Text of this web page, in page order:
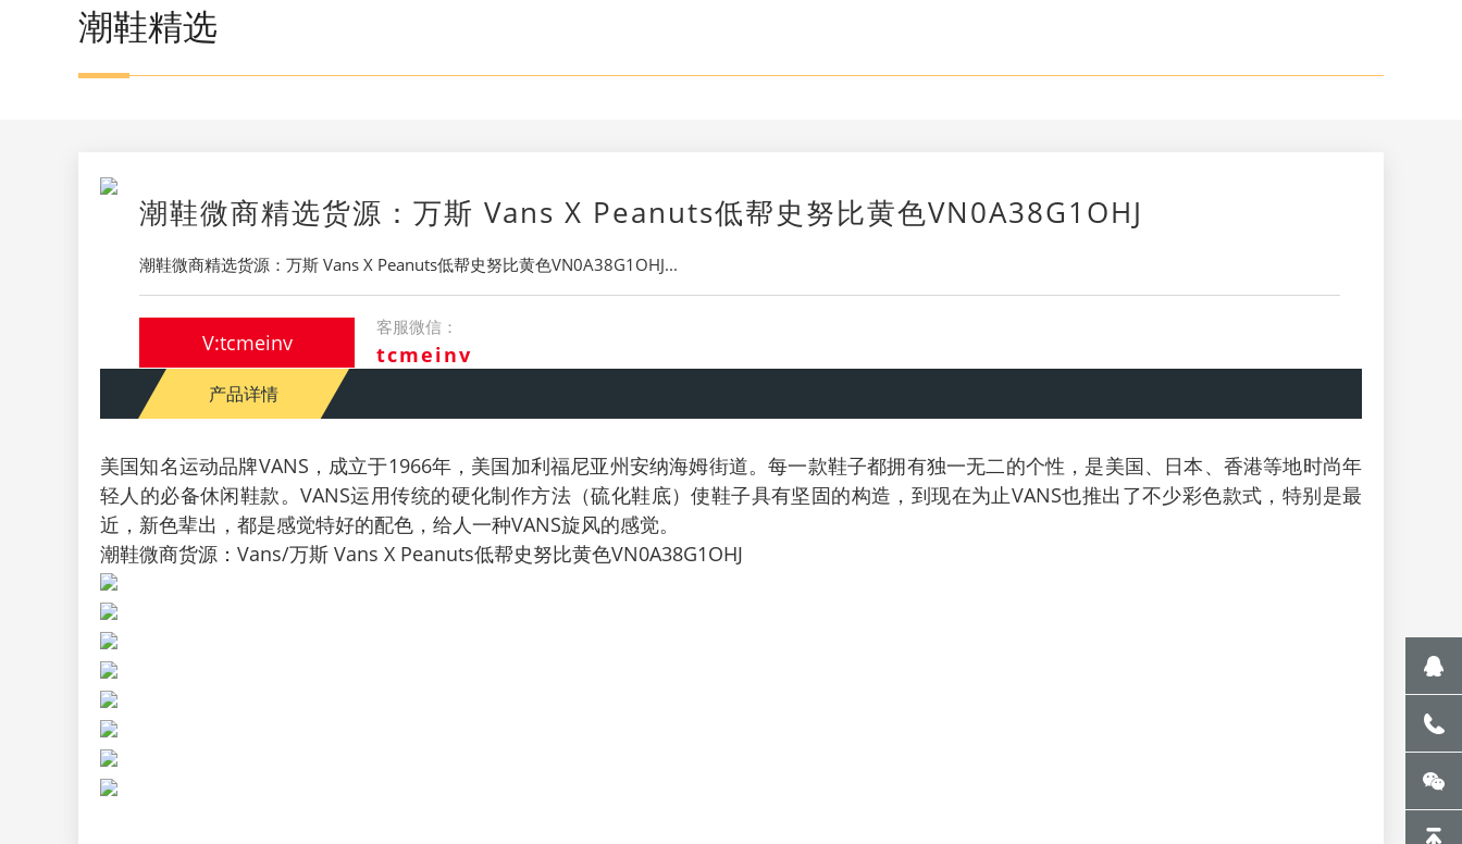
潮鞋精选
潮鞋微商精选货源：万斯 Vans X Peanuts低帮史努比黄色VN0A38G1OHJ
潮鞋微商精选货源：万斯 Vans X Peanuts低帮史努比黄色VN0A38G1OHJ...
V:tcmeinv
客服微信：
tcmeinv
产品详情
美国知名运动品牌VANS，成立于1966年，美国加利福尼亚州安纳海姆街道。每一款鞋子都拥有独一无二的个性，是美国、日本、香港等地时尚年
轻人的必备休闲鞋款。VANS运用传统的硬化制作方法（硫化鞋底）使鞋子具有坚固的构造，到现在为止VANS也推出了不少彩色款式，特别是最
近，新色辈出，都是感觉特好的配色，给人一种VANS旋风的感觉。
潮鞋微商货源：Vans/万斯 Vans X Peanuts低帮史努比黄色VN0A38G1OHJ